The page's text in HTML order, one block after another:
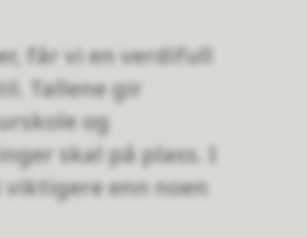
får vi en verdifull
Tallene gir
og
skal på plass. I
enn noen